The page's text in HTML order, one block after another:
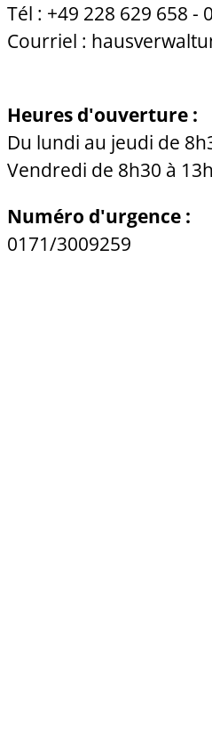
Tél : +49 228 629 658 - 0
Courriel :
Heures d'ouverture :
Du lundi au jeudi de
Vendredi de 8h30 à
Numéro d'urgence :
0171/3009259